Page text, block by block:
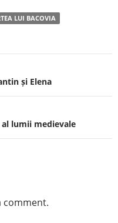
LUI BACOVIA
și Elena
lumii medievale
comment.